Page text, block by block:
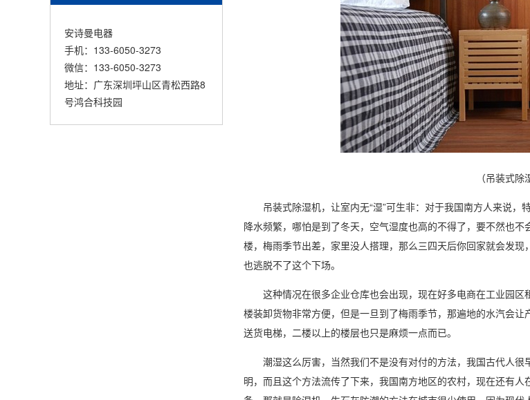
安诗曼电器
手机：133-6050-3273
微信：133-6050-3273
地址：广东深圳坪山区青松西路8
号鸿合科技园
（吊装式除
吊装式除湿机，让室内无“湿”可生非：对于我国南方人来说
降水频繁，哪怕是到了冬天， 空气湿度也高的不得了，要不然也不
楼， 梅雨季节出差，家里没人搭理，那么三四天后你回家就会发现
也逃脱不了这个下场。
这种情况在很多企业仓库也会出现，现在好多电商在工业园区
楼装卸货物非常方便，但是一旦到了梅雨季节，那遍地的水汽会
送货电梯，二楼以上的楼层也只是麻烦一点而已。
潮湿这么厉害，当然我们不是没有对付的方法，我国古代人很
明，而且这个方法流传了下来，我国南方地区的农村，现在还有人